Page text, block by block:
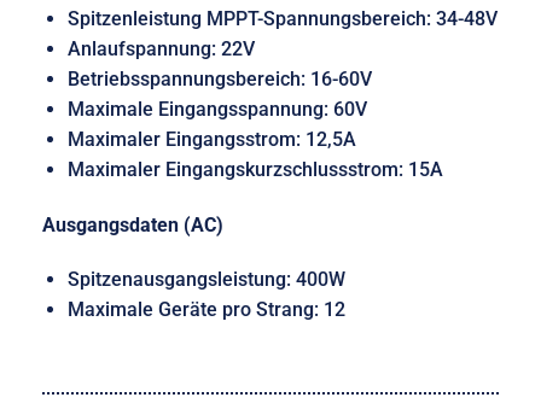
Spitzenleistung MPPT-Spannungsbereich: 34-48V
Anlaufspannung: 22V
Betriebsspannungsbereich: 16-60V
Maximale Eingangsspannung: 60V
Maximaler Eingangsstrom: 12,5A
Maximaler Eingangskurzschlussstrom: 15A
Ausgangsdaten (AC)
Spitzenausgangsleistung: 400W
Maximale Geräte pro Strang: 12